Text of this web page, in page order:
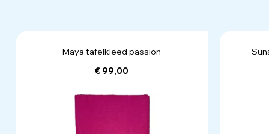
Maya tafelkleed passion
€ 99,00